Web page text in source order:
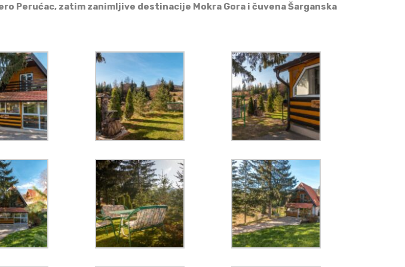
Perućac, zatim zanimljive destinacije Mokra Gora i čuvena Šarganska